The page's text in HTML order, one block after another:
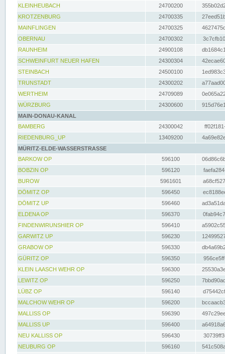
KLEINHEUBACH 24700200
KROTZENBURG
24700335
MAINFLINGEN
24700325
OBERNAU
24700302
RAUNHEIM
24900108
SCHWEINFURT NEUER HAFEN
24300304
STEINBACH
24500100
TRUNSTADT
24300202
WERTHEIM
24709089
WÜRZBURG
24300600
MAIN-DONAU-KANAL
BAMBERG
24300042
RIEDENBURG_UP
13409200
MÜRITZ-ELDE-WASSERSTRASSE
BARKOW OP
596100
BOBZIN OP
596120
BUROW
5961601
DÖMITZ OP
596450
DÖMITZ UP
596460
ELDENA OP
596370
FINDENWIRUNSHIER OP
596410
GARWITZ UP
596230
GRABOW OP
596330
GÜRITZ OP
596350
KLEIN LAASCH WEHR OP
596300
LEWITZ OP
596250
LÜBZ OP
596140
MALCHOW WEHR OP
596200
MALLISS OP
596390
MALLISS UP
596400
NEU KALLISS OP
596430
NEUBURG OP
596160